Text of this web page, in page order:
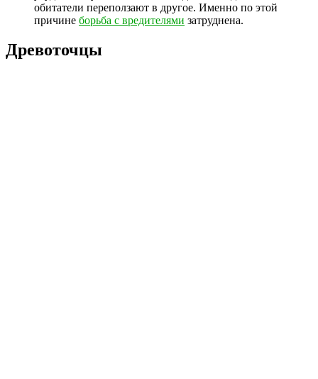
обитатели переползают в другое. Именно по этой
причине борьба с вредителями затруднена.
Древоточцы